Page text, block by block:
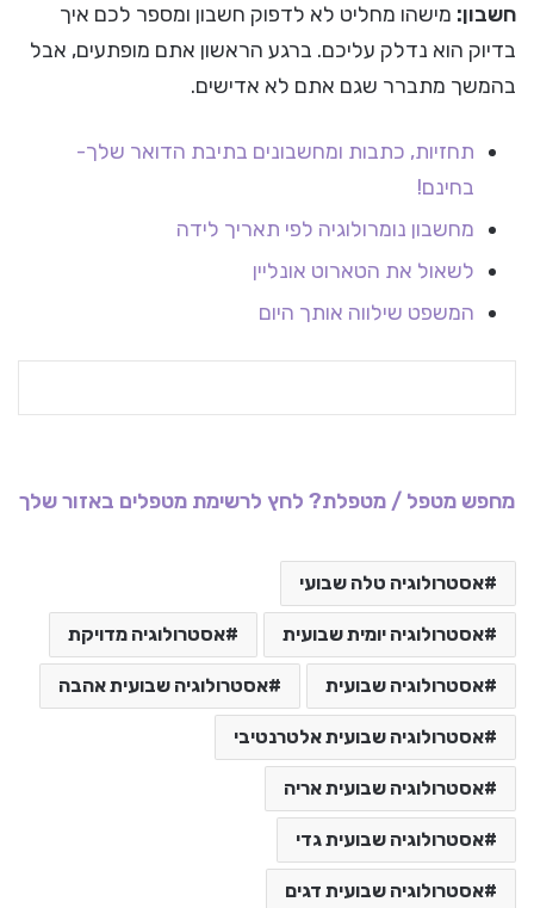
חשבון: מישהו מחליט לא לדפוק חשבון ומספר לכם איך
בדיוק הוא נדלק עליכם. ברגע הראשון אתם מופתעים, אבל
בהמשך מתברר שגם אתם לא אדישים.
תחזיות, כתבות ומחשבונים בתיבת הדואר שלך-
בחינם!
מחשבון נומרולוגיה לפי תאריך לידה
לשאול את הטארוט אונליין
המשפט שילווה אותך היום
מחפש מטפל / מטפלת? לחץ לרשימת מטפלים באזור שלך
אסטרולוגיה טלה שבועי
אסטרולוגיה יומית שבועית אסטרולוגיה מדויקת
אסטרולוגיה שבועית אסטרולוגיה שבועית אהבה
אסטרולוגיה שבועית אלטרנטיבי
אסטרולוגיה שבועית אריה
אסטרולוגיה שבועית גדי
אסטרולוגיה שבועית דגים